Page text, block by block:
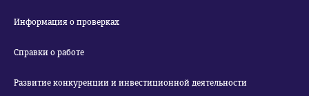
Информация о проверках
Справки о работе
Развитие конкуренции и инвестиционной деятельности